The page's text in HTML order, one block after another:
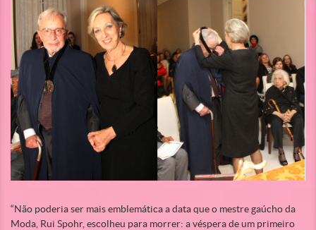
“Não poderia ser mais emblemática a data que o mestre gaúcho da
Moda, Rui Spohr, escolheu para morrer: a véspera de um primeiro